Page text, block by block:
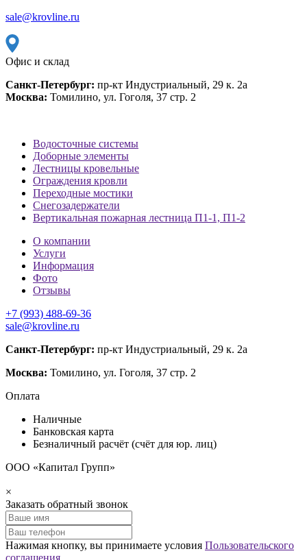
sale@krovline.ru
Офис и склад
Санкт-Петербург: пр-кт Индустриальный, 29 к. 2а
Москва: Томилино, ул. Гоголя, 37 стр. 2
Водосточные системы
Доборные элементы
Лестницы кровельные
Ограждения кровли
Переходные мостики
Снегозадержатели
Вертикальная пожарная лестница П1-1, П1-2
О компании
Услуги
Информация
Фото
Отзывы
+7 (993) 488-69-36
sale@krovline.ru
Санкт-Петербург: пр-кт Индустриальный, 29 к. 2а
Москва: Томилино, ул. Гоголя, 37 стр. 2
Оплата
Наличные
Банковская карта
Безналичный расчёт (счёт для юр. лиц)
ООО «Капитал Групп»
×
Заказать обратный звонок
Нажимая кнопку, вы принимаете условия Пользовательского
соглашения